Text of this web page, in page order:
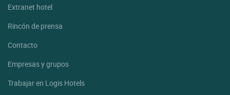
Extranet hotel
Rincón de prensa
Contacto
Empresas y grupos
Trabajar en Logis Hotels